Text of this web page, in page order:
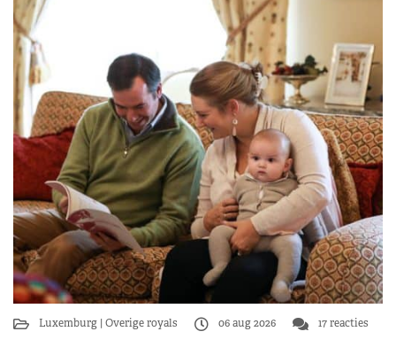
Luxemburg Overige royals 06 aug 2026 17 reacties